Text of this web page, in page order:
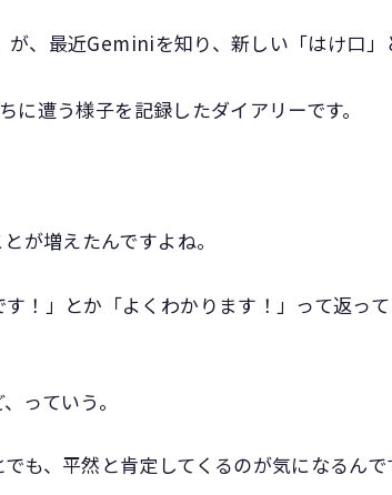
、最近Geminiを知り、新しい「はけ口」
遭う様子を記録したダイアリーです。
が増えたんですよね。
！」とか「よくわかります！」って返っ
っていう。
も、平然と肯定してくるのが気になるん